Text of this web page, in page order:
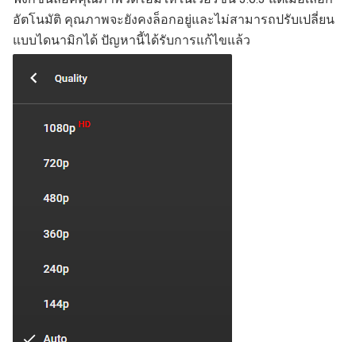
อัตโนมัติ คุณภาพจะยังคงล็อกอยู่และไม่สามารถปรับเปลี่ยน
แบบไดนามิกได้ ปัญหานี้ได้รับการแก้ไขแล้ว